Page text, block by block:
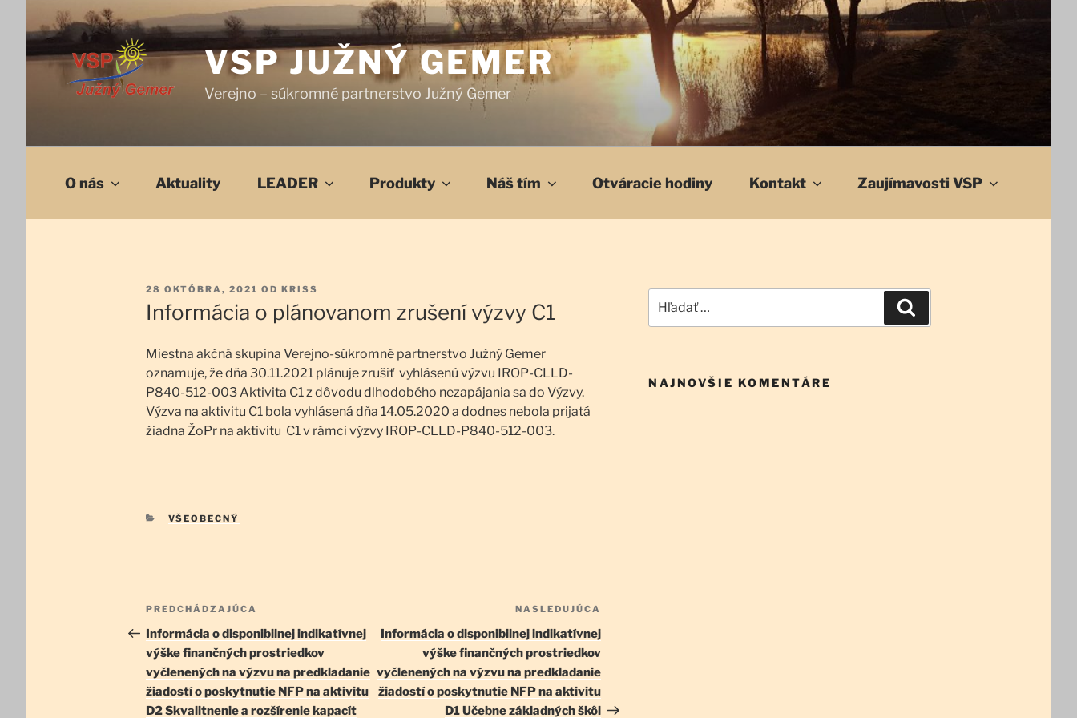
Prejsť
na
VSP JUŽNÝ GEMER
Verejno – súkromné partnerstvo Južný Gemer
O nás Aktuality LEADER Produkty Náš tím Otváracie hodiny Kontakt Zaujímavosti VSP
PUBLIKOVANÉ
28 OKTÓBRA, 2021 OD KRISS
Informácia o plánovanom zrušení výzvy C1
Miestna akčná skupina Verejno-súkromné partnerstvo Južný Gemer
oznamuje, že dňa 30.11.2021 plánuje zrušiť vyhlásenú výzvu IROP-CLLD-
P840-512-003 Aktivita C1 z dôvodu dlhodobého nezapájania sa do Výzvy.
Výzva na aktivitu C1 bola vyhlásená dňa 14.05.2020 a dodnes nebola prijatá
žiadna ŽoPr na aktivitu C1 v rámci výzvy IROP-CLLD-P840-512-003.
KATEGÓRIE
VŠEOBECNÝ
Navigácia
v
článku
Predchádzajúci
článok
PREDCHÁDZAJÚCA
Informácia o disponibilnej indikatívnej
výške finančných prostriedkov
vyčlenených na výzvu na predkladanie
žiadostí o poskytnutie NFP na aktivitu
D2 Skvalitnenie a rozšírenie kapacít
článok
NASLEDUJÚCA
Informácia o disponibilnej indikatívnej
výške finančných prostriedkov
vyčlenených na výzvu na predkladanie
žiadostí o poskytnutie NFP na aktivitu
D1 Učebne základných škôl
NAJNOVŠIE KOMENTÁRE